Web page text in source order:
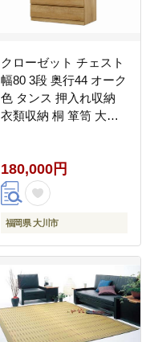
クローゼット チェスト
幅80 3段 奥行44 オーク
色 タンス 押入れ収納
衣類収納 桐 箪笥 大川
180,000円
福岡県 大川市